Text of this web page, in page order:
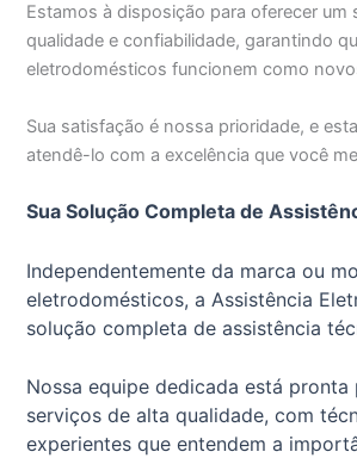
Estamos à disposição para oferecer um
qualidade e confiabilidade, garantindo
eletrodomésticos funcionem como
Sua satisfação é nossa prioridade, e
atendê-lo com a excelência que você
Sua Solução Completa de
Independentemente da marca ou
eletrodomésticos, a Assistência
solução completa de assistência
Nossa equipe dedicada está pronta
serviços de alta qualidade, com
experientes que entendem a